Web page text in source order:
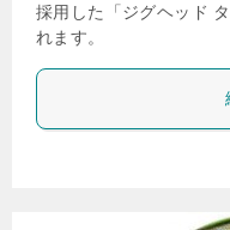
採用した「ジグヘッド
れます。